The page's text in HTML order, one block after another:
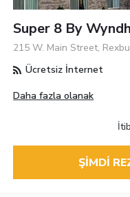
Super 8 By
215 W. Main Street,
Ücretsiz İnternet
Daha fazla olanak
ŞIMDI